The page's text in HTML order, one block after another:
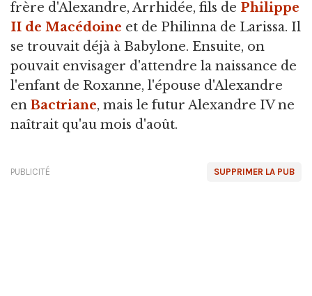
frère d'Alexandre, Arrhidée, fils de Philippe
II de Macédoine et de Philinna de Larissa. Il
se trouvait déjà à Babylone. Ensuite, on
pouvait envisager d'attendre la naissance de
l'enfant de Roxanne, l'épouse d'Alexandre
en Bactriane, mais le futur Alexandre IV ne
naîtrait qu'au mois d'août.
SUPPRIMER LA PUB
PUBLICITÉ